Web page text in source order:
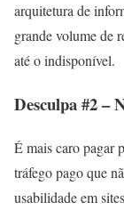
arquitetura de
grande volume de
até o indisponível.
Desculpa #2 –
É mais caro pagar
tráfego pago que
usabilidade em